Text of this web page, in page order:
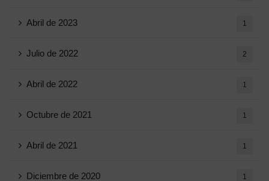
Abril de 2023 1
Julio de 2022 2
Abril de 2022 1
Octubre de 2021 1
Abril de 2021 1
Diciembre de 2020 1